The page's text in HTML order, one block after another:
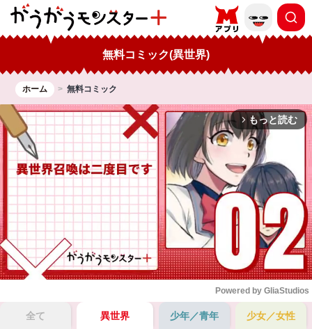
無料コミック(異世界)
ホーム 無料コミック
arrow_forward_ios もっと読む
Mute
Powered by GliaStudios
全て 異世界 少年／青年 少女／女性